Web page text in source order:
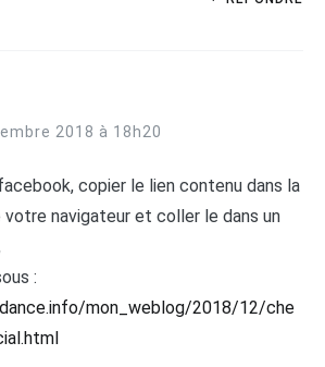
2018 à 18h20
copier le lien contenu dans la
votre navigateur et coller le dans un
:
mon_weblog/2018/12/che